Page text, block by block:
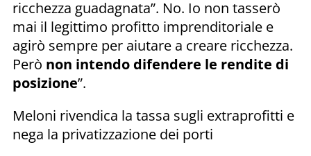
ricchezza guadagnata”. No. Io non tasserò
mai il legittimo profitto imprenditoriale e
agirò sempre per aiutare a creare ricchezza.
Però non intendo difendere le rendite di
posizione”.
Meloni rivendica la tassa sugli extraprofitti e
nega la privatizzazione dei porti